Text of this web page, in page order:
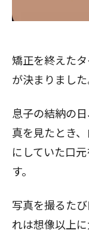
矯正を終えた
が決まりました
息子の結納の
真を見たとき
にしていた口
す。
写真を撮るた
れは想像以上に